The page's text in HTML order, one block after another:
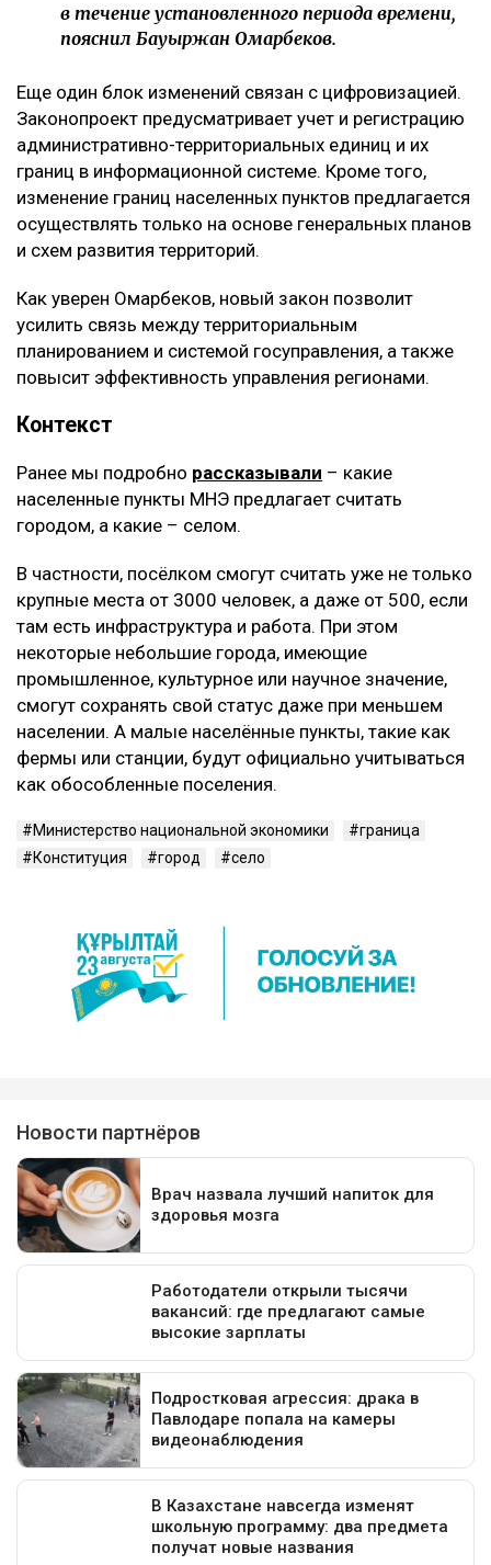
в течение установленного периода времени,
пояснил Бауыржан Омарбеков.
Еще один блок изменений связан с цифровизацией.
Законопроект предусматривает учет и регистрацию
административно-территориальных единиц и их
границ в информационной системе. Кроме того,
изменение границ населенных пунктов предлагается
осуществлять только на основе генеральных планов
и схем развития территорий.
Как уверен Омарбеков, новый закон позволит
усилить связь между территориальным
планированием и системой госуправления, а также
повысит эффективность управления регионами.
Контекст
Ранее мы подробно рассказывали – какие
населенные пункты МНЭ предлагает считать
городом, а какие – селом.
В частности, посёлком смогут считать уже не только
крупные места от 3000 человек, а даже от 500, если
там есть инфраструктура и работа. При этом
некоторые небольшие города, имеющие
промышленное, культурное или научное значение,
смогут сохранять свой статус даже при меньшем
населении. А малые населённые пункты, такие как
фермы или станции, будут официально учитываться
как обособленные поселения.
Министерство национальной экономики
граница
Конституция
город село